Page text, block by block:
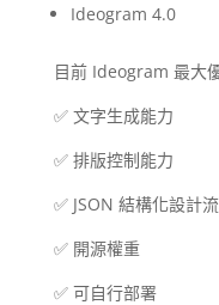
Ideogram 4.0
目前 Ideogram 最大
✅ 文字生成能力
✅ 排版控制能力
✅ JSON 結構化設計
✅ 開源權重
✅ 可自行部署